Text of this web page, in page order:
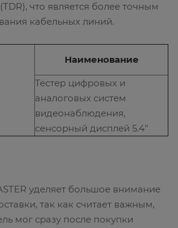
что является более точным
кабельных линий.
Наименование
Тестер цифровых и
аналоговых систем
видеонаблюдения,
сенсорный дисплей 5.4″
уделяет большое внимание
так как считает важным,
мог сразу после покупки